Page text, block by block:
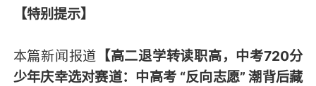
【特别提示】
本篇新闻报道 【高二退学转读职高，中考720分
少年庆幸选对赛道：中高考 “反向志愿” 潮背后藏